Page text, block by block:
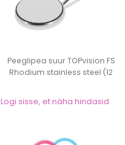
Peeglipea suur TOPvision FS
Rhodium stainless steel (12
Logi sisse, et näha hindasid